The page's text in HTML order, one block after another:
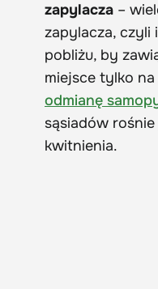
zapylacza –
zapylacza, czyli
pobliżu, by
miejsce tylko
odmianę
sąsiadów
kwitnienia.